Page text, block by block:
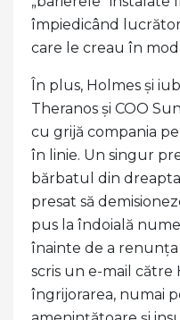
împiedicând
care le creau în mod
În plus, Holmes și
Theranos și COO
cu grijă compania
în linie. Un singur
bărbatul din dreapta
presat să
pus la îndoială
înainte de a
scris un e-mail către
îngrijorarea, numai